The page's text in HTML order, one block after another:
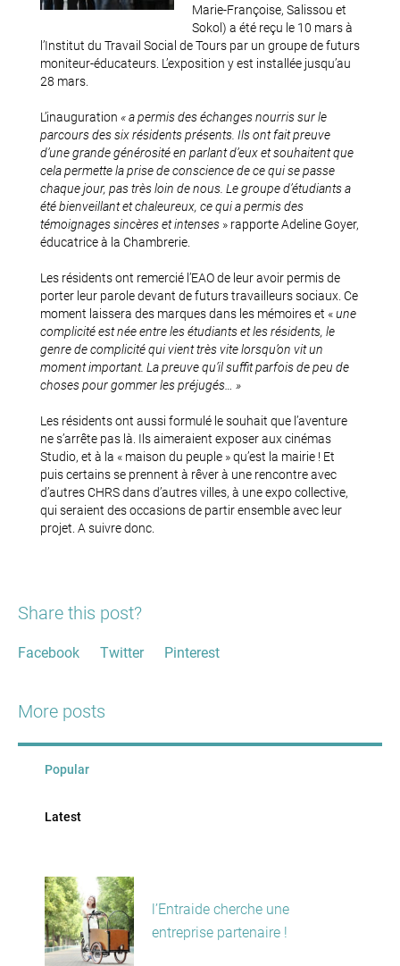
Marie-Françoise, Salissou et
Sokol) a été reçu le 10 mars à
l’Institut du Travail Social de Tours par un groupe de futurs
moniteur-éducateurs. L’exposition y est installée jusqu’au
28 mars.
L’inauguration « a permis des échanges nourris sur le
parcours des six résidents présents. Ils ont fait preuve
d’une grande générosité en parlant d’eux et souhaitent que
cela permette la prise de conscience de ce qui se passe
chaque jour, pas très loin de nous. Le groupe d’étudiants a
été bienveillant et chaleureux, ce qui a permis des
témoignages sincères et intenses » rapporte Adeline Goyer,
éducatrice à la Chambrerie.
Les résidents ont remercié l’EAO de leur avoir permis de
porter leur parole devant de futurs travailleurs sociaux. Ce
moment laissera des marques dans les mémoires et «une
complicité est née entre les étudiants et les résidents, le
genre de complicité qui vient très vite lorsqu’on vit un
moment important. La preuve qu’il suffit parfois de peu de
choses pour gommer les préjugés… »
Les résidents ont aussi formulé le souhait que l’aventure
ne s’arrête pas là. Ils aimeraient exposer aux cinémas
Studio, et à la « maison du peuple » qu’est la mairie ! Et
puis certains se prennent à rêver à une rencontre avec
d’autres CHRS dans d’autres villes, à une expo collective,
qui seraient des occasions de partir ensemble avec leur
projet. A suivre donc.
Share this post?
Facebook Twitter Pinterest
More posts
Popular
Latest
l’Entraide cherche une
entreprise partenaire !